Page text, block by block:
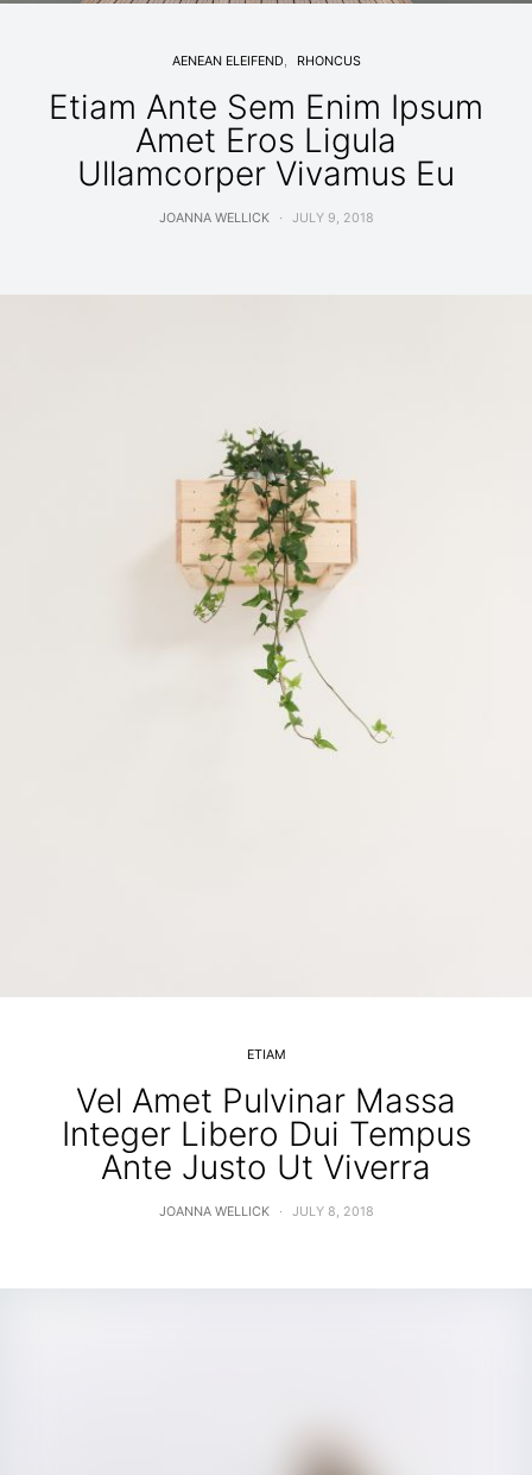
AENEAN ELEIFEND RHONCUS
Etiam Ante Sem Enim Ipsum
Amet Eros Ligula
Ullamcorper Vivamus Eu
JOANNA WELLICK JULY 9, 2018
ETIAM
Vel Amet Pulvinar Massa
Integer Libero Dui Tempus
Ante Justo Ut Viverra
JOANNA WELLICK JULY 8, 2018